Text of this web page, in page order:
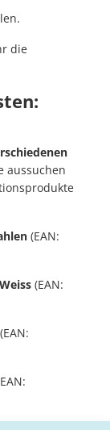
die
aussuchen
(EAN:
(EAN:
(EAN: